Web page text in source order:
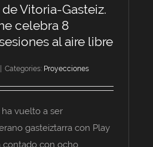
Vitoria-Gasteiz.
celebra 8
al aire libre
Categories: Proyecciones
vuelto a ser
gasteiztarra con Play
contado con ocho